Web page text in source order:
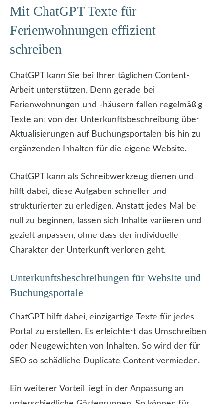
Mit ChatGPT Texte für
Ferienwohnungen effizient
schreiben
ChatGPT kann Sie bei Ihrer täglichen Content-
Arbeit unterstützen. Denn gerade bei
Ferienwohnungen und -häusern fallen regelmäßig
Texte an: von der Unterkunftsbeschreibung über
Aktualisierungen auf Buchungsportalen bis hin zu
ergänzenden Inhalten für die eigene Website.
ChatGPT kann als Schreibwerkzeug dienen und
hilft dabei, diese Aufgaben schneller und
strukturierter zu erledigen. Anstatt jedes Mal bei
null zu beginnen, lassen sich Inhalte variieren und
gezielt anpassen, ohne dass der individuelle
Charakter der Unterkunft verloren geht.
Unterkunftsbeschreibungen für Website und
Buchungsportale
ChatGPT hilft dabei, einzigartige Texte für jedes
Portal zu erstellen. Es erleichtert das Umschreiben
oder Neugewichten von Inhalten. So wird der für
SEO so schädliche Duplicate Content vermieden.
Ein weiterer Vorteil liegt in der Anpassung an